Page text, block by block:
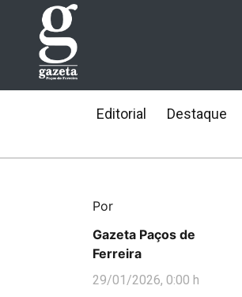
Editorial Destaque
Por
Gazeta Paços de
Ferreira
29/01/2026, 0:00 h